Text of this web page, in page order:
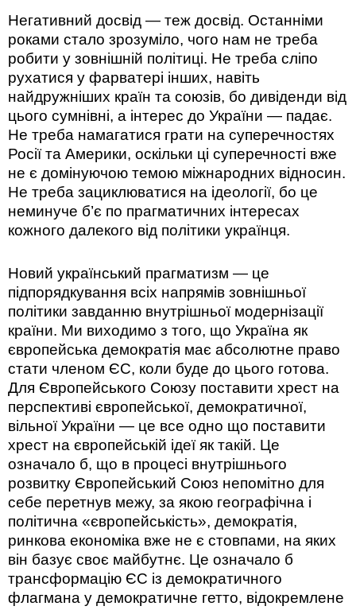
Негативний досвід — теж досвід. Останніми
роками стало зрозуміло, чого нам не треба
робити у зовнішній політиці. Не треба сліпо
рухатися у фарватері інших, навіть
найдружніших країн та союзів, бо дивіденди від
цього сумнівні, а інтерес до України — падає.
Не треба намагатися грати на суперечностях
Росії та Америки, оскільки ці суперечності вже
не є домінуючою темою міжнародних відносин.
Не треба зациклюватися на ідеології, бо це
неминуче б’є по прагматичних інтересах
кожного далекого від політики українця.
Новий український прагматизм — це
підпорядкування всіх напрямів зовнішньої
політики завданню внутрішньої модернізації
країни. Ми виходимо з того, що Україна як
європейська демократія має абсолютне право
стати членом ЄС, коли буде до цього готова.
Для Європейського Союзу поставити хрест на
перспективі європейської, демократичної,
вільної України — це все одно що поставити
хрест на європейській ідеї як такій. Це
означало б, що в процесі внутрішнього
розвитку Європейський Союз непомітно для
себе перетнув межу, за якою географічна і
політична «європейськість», демократія,
ринкова економіка вже не є стовпами, на яких
він базує своє майбутнє. Це означало б
трансформацію ЄС із демократичного
флагмана у демократичне гетто, відокремлене